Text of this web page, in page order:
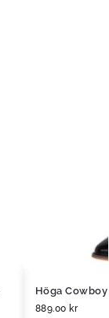
Höga
889.00 kr